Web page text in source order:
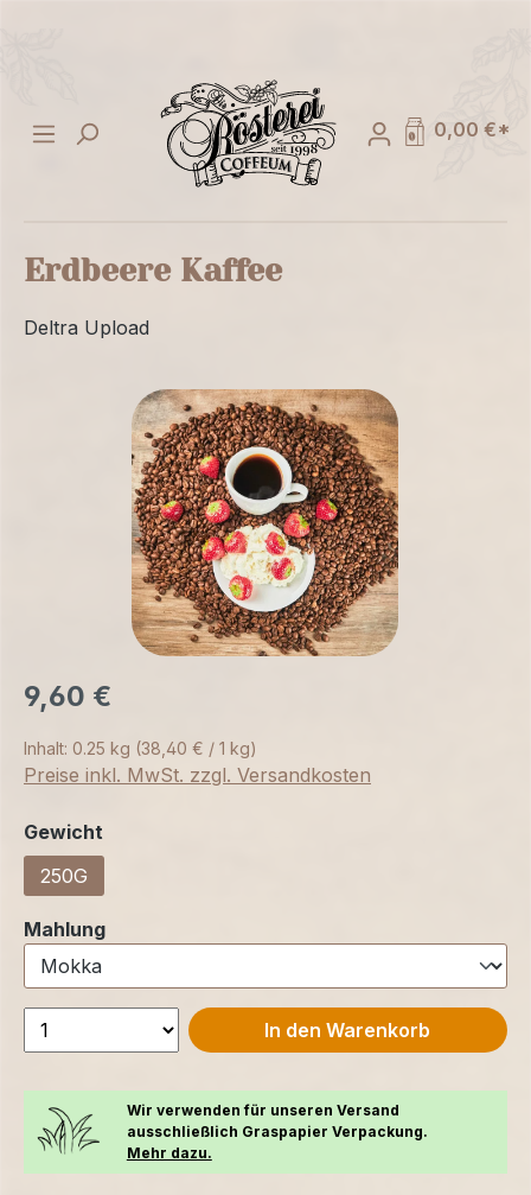
0,00 €*
Erdbeere Kaffee
Deltra Upload
9,60 €
Inhalt: 0.25 kg (38,40 € / 1 kg)
Preise inkl. MwSt. zzgl. Versandkosten
Gewicht
250G
Mahlungauswählen
In den Warenkorb
Wir verwenden für unseren Versand
ausschließlich Graspapier Verpackung.
Mehr dazu.